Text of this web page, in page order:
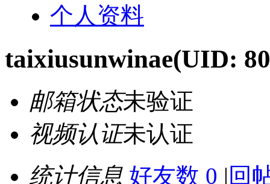
个人资料
taixiusunwinae(UID:
邮箱状态未验证
视频认证未认证
统计信息 好友数 0 | 回